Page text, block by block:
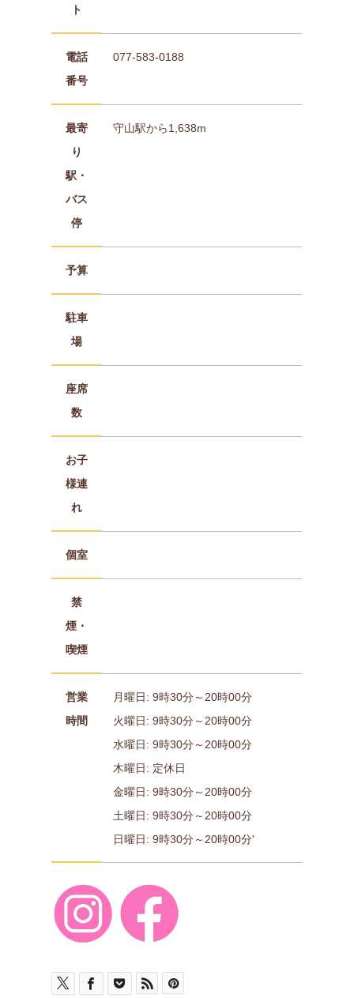
ト
電話
番号
077-583-0188
最寄
り
駅・
バス
停
守山駅から1,638m
予算
駐車
場
座席
数
お子
様連
れ
個室
禁
煙・
喫煙
営業
時間
月曜日: 9時30分～20時00分
火曜日: 9時30分～20時00分
水曜日: 9時30分～20時00分
木曜日: 定休日
金曜日: 9時30分～20時00分
土曜日: 9時30分～20時00分
日曜日: 9時30分～20時00分'